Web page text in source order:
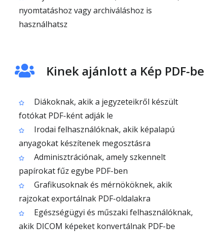
nyomtatáshoz vagy archiváláshoz is
használhatsz
Kinek ajánlott a Kép PDF-be
Diákoknak, akik a jegyzeteikről készült
fotókat PDF-ként adják le
Irodai felhasználóknak, akik képalapú
anyagokat készítenek megosztásra
Adminisztrációnak, amely szkennelt
papírokat fűz egybe PDF-ben
Grafikusoknak és mérnököknek, akik
rajzokat exportálnak PDF-oldalakra
Egészségügyi és műszaki felhasználóknak,
akik DICOM képeket konvertálnak PDF-be